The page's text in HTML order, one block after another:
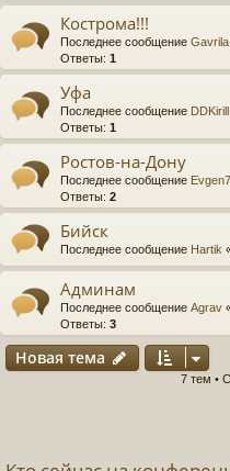
Кострома!!!
Последнее сообщение Gavrila
Ответы: 1
Уфа
Последнее сообщение DDKirill
Ответы: 1
Ростов-на-Дону
Последнее сообщение
Ответы: 2
Бийск
Последнее сообщение Hartik
Админам
Последнее сообщение Agrav
Ответы: 3
Новая тема
7 тем •